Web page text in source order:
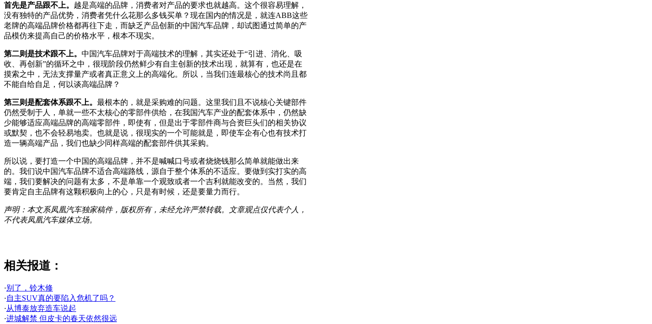
首先是产品跟不上。 越是高端的品牌，消费者对产品的要求也就越高。这个很容易理解，
没有独特的产品优势，消费者凭什么花那么多钱买单？现在国内的情况是，就连ABB这些
老牌的高端品牌价格都再往下走，而缺乏产品创新的中国汽车品牌，却试图通过简单的产
品模仿来提高自己的价格水平，根本不现实。
第二则是技术跟不上。 中国汽车品牌对于高端技术的理解，其实还处于“引进、消化、吸
收、再创新”的循环之中，很现阶段仍然鲜少有自主创新的技术出现，就算有，也还是在
摸索之中，无法支撑量产或者真正意义上的高端化。所以，当我们连最核心的技术尚且都
不能自给自足，何以谈高端品牌？
第三则是配套体系跟不上。 最根本的，就是采购难的问题。这里我们且不说核心关键部件
仍然受制于人，单就一些不太核心的零部件供给，在我国汽车产业的配套体系中，仍然缺
少能够适应高端品牌的高端零部件，即使有，但是出于零部件商与合资巨头们的相关协议
或默契，也不会轻易地卖。也就是说，很现实的一个可能就是，即使车企有心也有技术打
造一辆高端产品，我们也缺少同样高端的配套部件供其采购。
所以说，要打造一个中国的高端品牌，并不是喊喊口号或者烧烧钱那么简单就能做出来
的。我们说中国汽车品牌不适合高端路线，源自于整个体系的不适应。要做到实打实的高
端，我们要解决的问题有太多，不是单靠一个观致或者一个吉利就能改变的。当然，我们
要肯定自主品牌有这颗积极向上的心，只是有时候，还是要量力而行。
声明：本文系凤凰汽车独家稿件，版权所有，未经允许严禁转载。文章观点仅代表个人，
不代表凤凰汽车媒体立场。
相关报道：
·别了，铃木修
·自主SUV真的要陷入危机了吗？
·从博泰放弃造车说起
·进城解禁 但皮卡的春天依然很远